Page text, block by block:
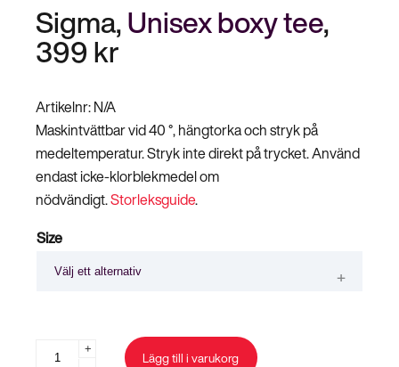
Sigma,Unisex boxy tee,
399kr
Artikelnr:N/A
Maskintvättbar vid 40 °, hängtorka och stryk på
medeltemperatur. Stryk inte direkt på trycket. Använd
endast icke-klorblekmedel om
nödvändigt.Storleksguide.
Size
Sigma
+
Lägg till i varukorg